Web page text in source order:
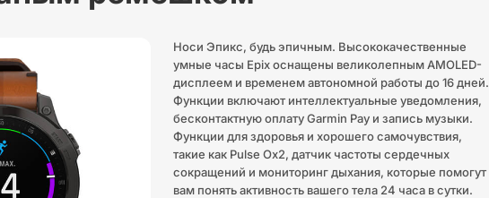
Носи Эпикс, будь эпичным. Высококачественные
умные часы Epix оснащены великолепным AMOLED-
дисплеем и временем автономной работы до 16 дней.
Функции включают интеллектуальные уведомления,
бесконтактную оплату Garmin Pay и запись музыки.
Функции для здоровья и хорошего самочувствия,
такие как Pulse Ox2, датчик частоты сердечных
сокращений и мониторинг дыхания, которые помогут
вам понять активность вашего тела 24 часа в сутки.